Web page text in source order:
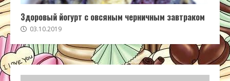
Здоровый йогурт с овсяным черничным завтраком
03.10.2019